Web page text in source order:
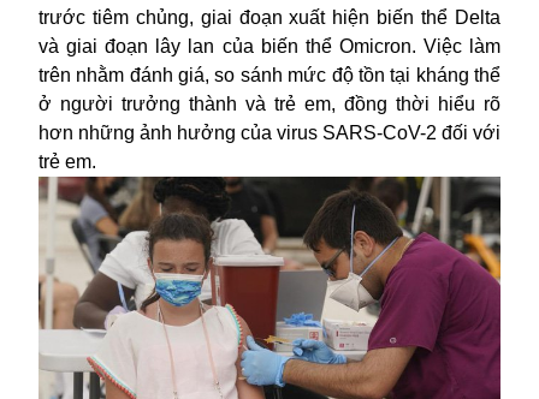
trước tiêm chủng, giai đoạn xuất hiện biến thể Delta
và giai đoạn lây lan của biến thể Omicron. Việc làm
trên nhằm đánh giá, so sánh mức độ tồn tại kháng thể
ở người trưởng thành và trẻ em, đồng thời hiểu rõ
hơn những ảnh hưởng của virus SARS-CoV-2 đối với
trẻ em.